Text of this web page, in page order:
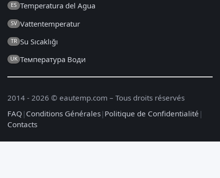
ES Temperatura del Agua
SV Vattentemperatur
TR Su Sıcaklığı
UK Температура Води
2014 - 2026 © eautemp.com – Tous droits réservés
FAQ | Conditions Générales| Politique de Confidentialité |
Contacts